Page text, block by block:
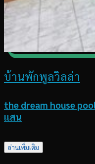
บ้านพักพูลวิลล่า
the dream house
แสน
อ่านเพิ่มเติม